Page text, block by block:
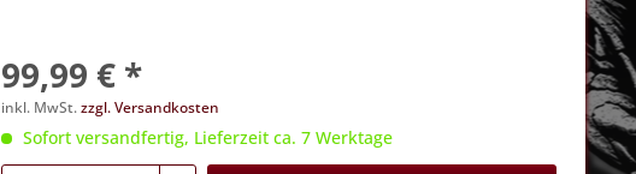
99,99 € *
inkl. MwSt.zzgl. Versandkosten
Sofort versandfertig, Lieferzeit ca. 7 Werktage